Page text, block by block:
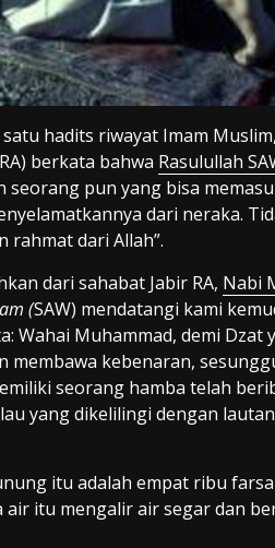
satu hadits riwayat Imam
berkata bahwa Rasulullah
seorang pun yang bisa
dari neraka.
rahmat dari Allah”.
dari sahabat Jabir RA, Nabi
(SAW) mendatangi kami
Wahai Muhammad, demi Dzat
membawa kebenaran,
seorang hamba telah
yang dikelilingi dengan
itu adalah empat ribu
itu mengalir air segar dan